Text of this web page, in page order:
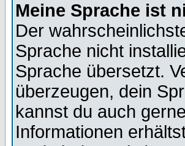
Meine Sprache ist
Der
Sprache nicht
Sprache übersetzt.
überzeugen, dein
kannst du auch
Informationen